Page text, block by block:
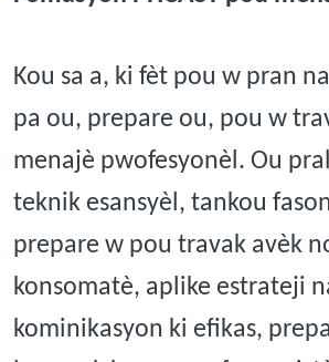
Kou sa a, ki fèt pou w pran
pa ou, prepare ou, pou w
menajè pwofesyonèl. Ou
teknik esansyèl, tankou
prepare w pou travak avèk
konsomatè, aplike estrateji
kominikasyon ki efikas,